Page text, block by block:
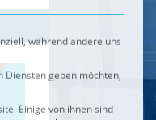
IM BRENNPUNKT
erteilt werden